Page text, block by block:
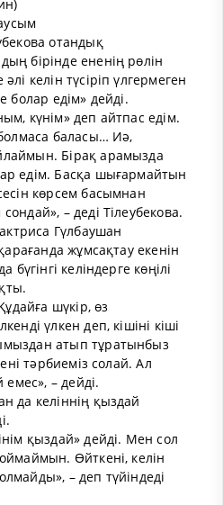
отандық
бірінде ененің рөлін
келін түсіріп үлгермеген
болар едім» дейді.
күнім» деп айтпас едім.
баласы… Иә,
Бірақ арамызда
едім. Басқа шығармайтын
көрсем басымнан
– деді Тілеубекова.
Гүлбаушан
жұмсақтау екенін
келіндерге көңілі
шүкір, өз
үлкен деп, кішіні кіші
атып тұратынбыз
тәрбиеміз солай. Ал
емес», – дейді.
да келіннің қыздай
қыздай» дейді. Мен сол
Өйткені, келін
– деп түйіндеді